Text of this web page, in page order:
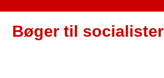
Bøger til socialister